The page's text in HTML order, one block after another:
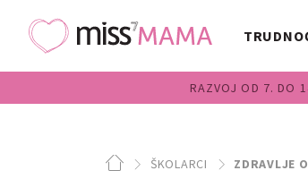
RAZVOJ OD 7. DO
ŠKOLARCI ZDRAVLJE